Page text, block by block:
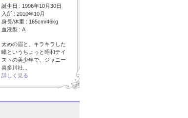
誕生日 : 1996年10月30日
入所 : 2010年10月
身長/体重 : 165cm/46kg
血液型 : A
太めの眉と、キラキラした
瞳というちょっと昭和テイ
ストの美少年で、ジャニー
喜多川社...
詳しく見る